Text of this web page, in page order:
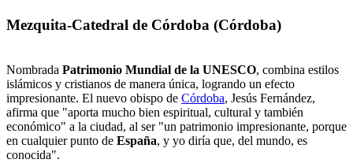
Mezquita-Catedral de Córdoba (Córdoba)
Nombrada Patrimonio Mundial de la UNESCO, combina estilos
islámicos y cristianos de manera única, logrando un efecto
impresionante. El nuevo obispo de Córdoba, Jesús Fernández,
afirma que "aporta mucho bien espiritual, cultural y también
económico" a la ciudad, al ser "un patrimonio impresionante, porque
en cualquier punto de España, y yo diría que, del mundo, es
conocida".